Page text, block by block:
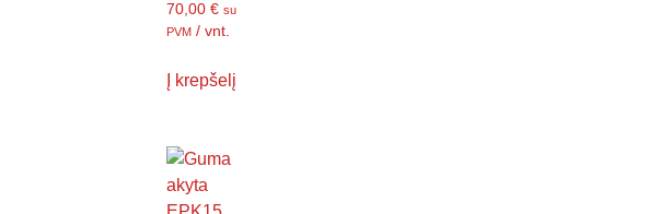
70,00€ su
PVM / vnt.
Į krepšelį